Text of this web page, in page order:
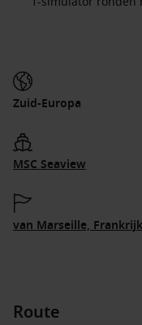
Zuid-Europa
MSC Seaview
van Marseille, Frankrijk
Route